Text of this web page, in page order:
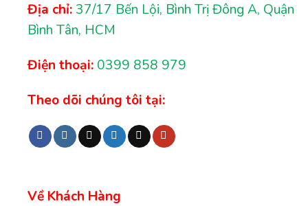
Địa chỉ: 37/17 Bến Lội, Bình Trị Đông A, Quận
Bình Tân, HCM
Điện thoại: 0399 858 979
Theo dõi chúng tôi tại:
Về Khách Hàng